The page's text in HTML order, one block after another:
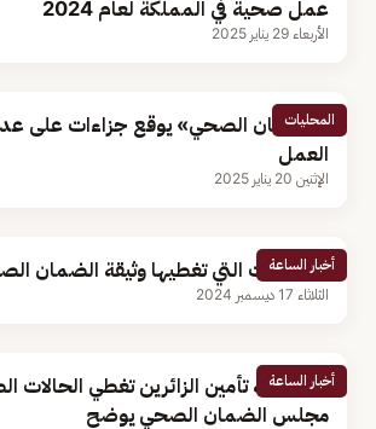
عمل صحية في المملكة لعام 2024
الأربعاء 29 يناير 2025
المحليات
«الضمان الصحي» يوقع جزاءات على
العمل
الإثنين 20 يناير 2025
أخبار الساعة
ما الحالات التي تغطيها وثيقة الضمان
الثلاثاء 17 ديسمبر 2024
أخبار الساعة
هل وثيقة تأمين الزائرين تغطي الحالات
مجلس الضمان الصحي يوضح